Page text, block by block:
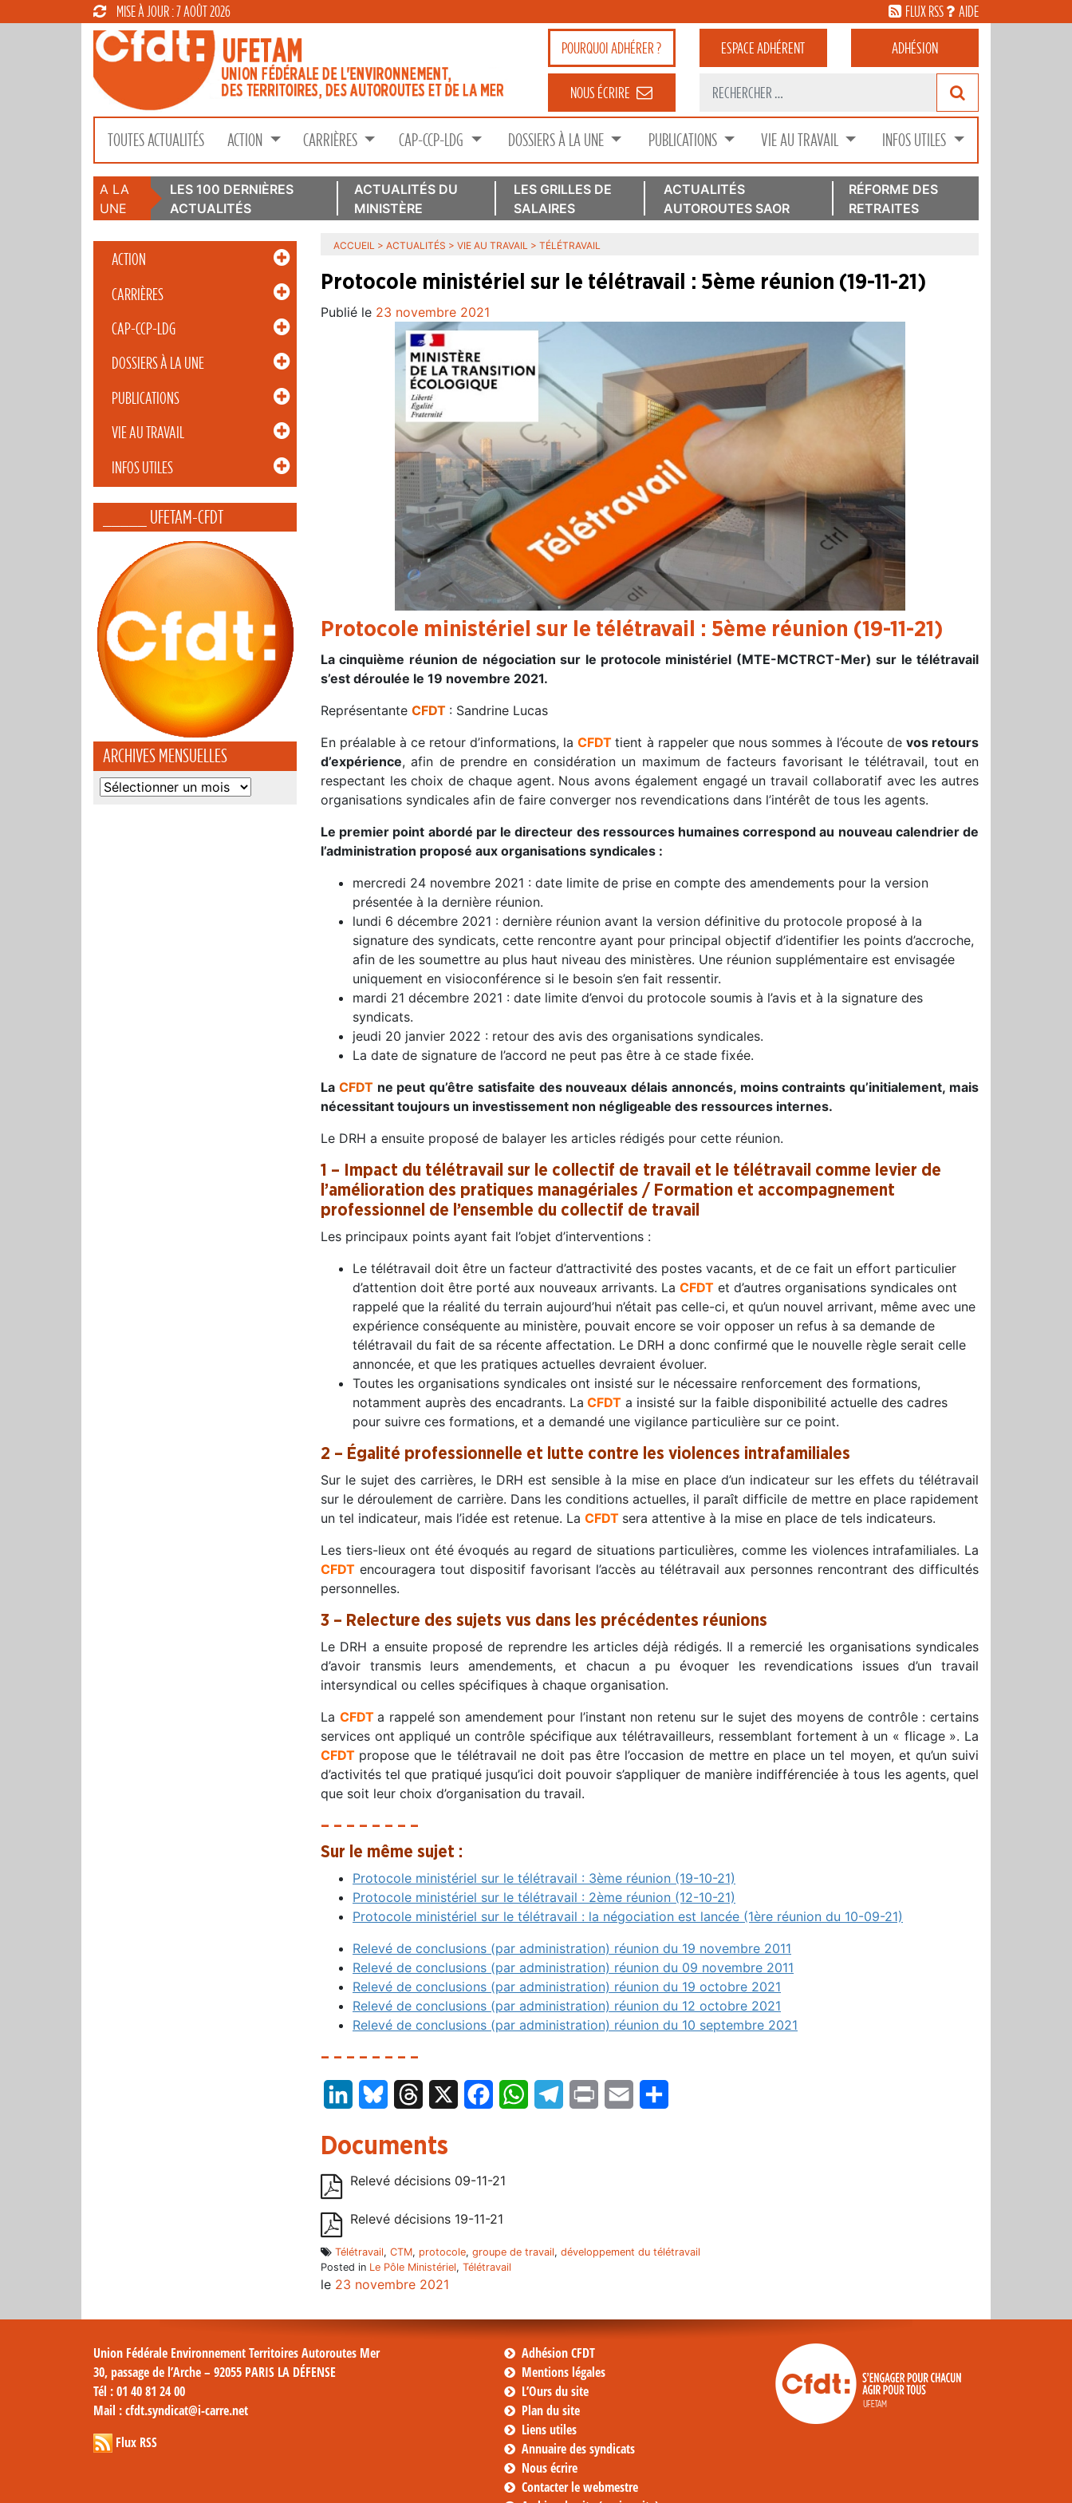
MISE À JOUR : 7 AOÛT 2026 FLUX RSS AIDE
POURQUOIADHÉRER ? ESPACEADHÉRENT ADHÉSION
NOUS ÉCRIRE
TOUTES ACTUALITÉS ACTION CARRIÈRES CAP-CCP-LDG DOSSIERS À LA UNE PUBLICATIONS VIE AU TRAVAIL INFOS UTILES
A LA
UNE
LES 100 DERNIÈRES
ACTUALITÉS
ACTUALITÉS DU
MINISTÈRE
LES GRILLES DE
SALAIRES
ACTUALITÉS
AUTOROUTES SAOR
RÉFORME DES
RETRAITES
ACTION
CARRIÈRES
CAP-CCP-LDG
DOSSIERS À LA UNE
PUBLICATIONS
VIE AU TRAVAIL
INFOS UTILES
_____ UFETAM-CFDT
ARCHIVES MENSUELLES
Archives
ACCUEIL > ACTUALITÉS > VIE AU TRAVAIL > TÉLÉTRAVAIL
Protocole ministériel sur le télétravail : 5ème réunion (19-11-21)
Publié le 23 novembre 2021
Protocole ministériel sur le télétravail : 5ème réunion (19-11-21)
La cinquième réunion de négociation sur le protocole ministériel (MTE-MCTRCT-Mer) sur le télétravail
s’est déroulée le 19 novembre 2021.
Représentante CFDT : Sandrine Lucas
En préalable à ce retour d’informations, laCFDT tient à rappeler que nous sommes à l’écoute de vos retours
d’expérience, afin de prendre en considération un maximum de facteurs favorisant le télétravail, tout en
respectant les choix de chaque agent. Nous avons également engagé un travail collaboratif avec les autres
organisations syndicales afin de faire converger nos revendications dans l’intérêt de tous les agents.
Le premier point abordé par le directeur des ressources humaines correspond au nouveau calendrier de
l’administration proposé aux organisations syndicales :
mercredi 24 novembre 2021 : date limite de prise en compte des amendements pour la version
présentée à la dernière réunion.
lundi 6 décembre 2021 : dernière réunion avant la version définitive du protocole proposé à la
signature des syndicats, cette rencontre ayant pour principal objectif d’identifier les points d’accroche,
afin de les soumettre au plus haut niveau des ministères. Une réunion supplémentaire est envisagée
uniquement en visioconférence si le besoin s’en fait ressentir.
mardi 21 décembre 2021 : date limite d’envoi du protocole soumis à l’avis et à la signature des
syndicats.
jeudi 20 janvier 2022 : retour des avis des organisations syndicales.
La date de signature de l’accord ne peut pas être à ce stade fixée.
La CFDTne peut qu’être satisfaite des nouveaux délais annoncés, moins contraints qu’initialement, mais
nécessitant toujours un investissement non négligeable des ressources internes.
Le DRH a ensuite proposé de balayer les articles rédigés pour cette réunion.
1 – Impact du télétravail sur le collectif de travail et le télétravail comme levier de
l’amélioration des pratiques managériales / Formation et accompagnement
professionnel de l’ensemble du collectif de travail
Les principaux points ayant fait l’objet d’interventions :
Le télétravail doit être un facteur d’attractivité des postes vacants, et de ce fait un effort particulier
d’attention doit être porté aux nouveaux arrivants. La CFDT et d’autres organisations syndicales ont
rappelé que la réalité du terrain aujourd’hui n’était pas celle-ci, et qu’un nouvel arrivant, même avec une
expérience conséquente au ministère, pouvait encore se voir opposer un refus à sa demande de
télétravail du fait de sa récente affectation. Le DRH a donc confirmé que le nouvelle règle serait celle
annoncée, et que les pratiques actuelles devraient évoluer.
Toutes les organisations syndicales ont insisté sur le nécessaire renforcement des formations,
notamment auprès des encadrants. La CFDT a insisté sur la faible disponibilité actuelle des cadres
pour suivre ces formations, et a demandé une vigilance particulière sur ce point.
2 – Égalité professionnelle et lutte contre les violences intrafamiliales
Sur le sujet des carrières, le DRH est sensible à la mise en place d’un indicateur sur les effets du télétravail
sur le déroulement de carrière. Dans les conditions actuelles, il paraît difficile de mettre en place rapidement
un tel indicateur, mais l’idée est retenue. La CFDT sera attentive à la mise en place de tels indicateurs.
Les tiers-lieux ont été évoqués au regard de situations particulières, comme les violences intrafamiliales. La
CFDT encouragera tout dispositif favorisant l’accès au télétravail aux personnes rencontrant des difficultés
personnelles.
3 – Relecture des sujets vus dans les précédentes réunions
Le DRH a ensuite proposé de reprendre les articles déjà rédigés. Il a remercié les organisations syndicales
d’avoir transmis leurs amendements, et chacun a pu évoquer les revendications issues d’un travail
intersyndical ou celles spécifiques à chaque organisation.
La CFDT a rappelé son amendement pour l’instant non retenu sur le sujet des moyens de contrôle : certains
services ont appliqué un contrôle spécifique aux télétravailleurs, ressemblant fortement à un « flicage ». La
CFDT propose que le télétravail ne doit pas être l’occasion de mettre en place un tel moyen, et qu’un suivi
d’activités tel que pratiqué jusqu’ici doit pouvoir s’appliquer de manière indifférenciée à tous les agents, quel
que soit leur choix d’organisation du travail.
– – – – – – – –
Sur le même sujet :
Protocole ministériel sur le télétravail : 3ème réunion (19-10-21)
Protocole ministériel sur le télétravail : 2ème réunion (12-10-21)
Protocole ministériel sur le télétravail : la négociation est lancée (1ère réunion du 10-09-21)
Relevé de conclusions (par administration) réunion du 19 novembre 2011
Relevé de conclusions (par administration) réunion du 09 novembre 2011
Relevé de conclusions (par administration) réunion du 19 octobre 2021
Relevé de conclusions (par administration) réunion du 12 octobre 2021
Relevé de conclusions (par administration) réunion du 10 septembre 2021
– – – – – – – –
LinkedInBluesky Threads FacebookWhatsAppTelegram
Print Email
Documents
Relevé décisions 09-11-21
Relevé décisions 19-11-21
Télétravail, CTM, protocole, groupe de travail, développement du télétravail
Posted in Le Pôle Ministériel, Télétravail
le 23 novembre 2021
Union Fédérale Environnement Territoires Autoroutes Mer
30, passage de l’Arche – 92055 PARIS LA DÉFENSE
Tél : 01 40 81 24 00
Mail : cfdt.syndicat@i-carre.net
Flux RSS
Adhésion CFDT
Mentions légales
L’Ours du site
Plan du site
Liens utiles
Annuaire des syndicats
Nous écrire
Contacter le webmestre